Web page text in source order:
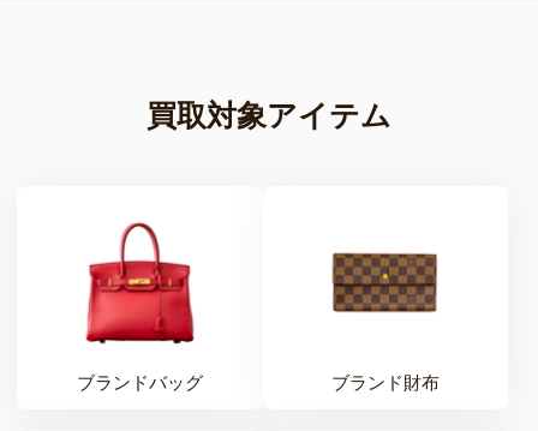
買取対象アイテム
ブランドバッグ ブランド財布